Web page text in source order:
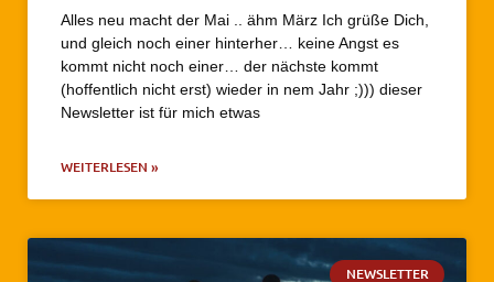
Alles neu macht der Mai .. ähm März Ich grüße Dich,
und gleich noch einer hinterher… keine Angst es
kommt nicht noch einer… der nächste kommt
(hoffentlich nicht erst) wieder in nem Jahr ;))) dieser
Newsletter ist für mich etwas
WEITERLESEN »
NEWSLETTER